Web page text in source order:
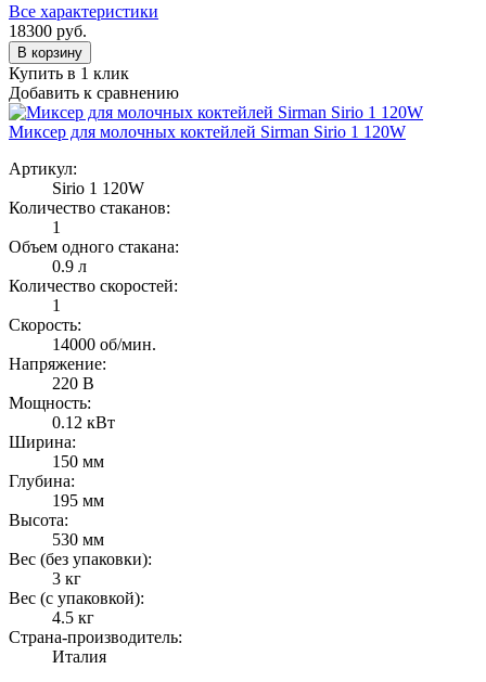
Все характеристики
18300 руб.
В корзину
Купить в 1 клик
Добавить к сравнению
Миксер для молочных коктейлей Sirman Sirio 1 120W
Артикул:
Sirio 1 120W
Количество стаканов:
1
Объем одного стакана:
0.9 л
Количество скоростей:
1
Скорость:
14000 об/мин.
Напряжение:
220 В
Мощность:
0.12 кВт
Ширина:
150 мм
Глубина:
195 мм
Высота:
530 мм
Вес (без упаковки):
3 кг
Вес (с упаковкой):
4.5 кг
Страна-производитель:
Италия